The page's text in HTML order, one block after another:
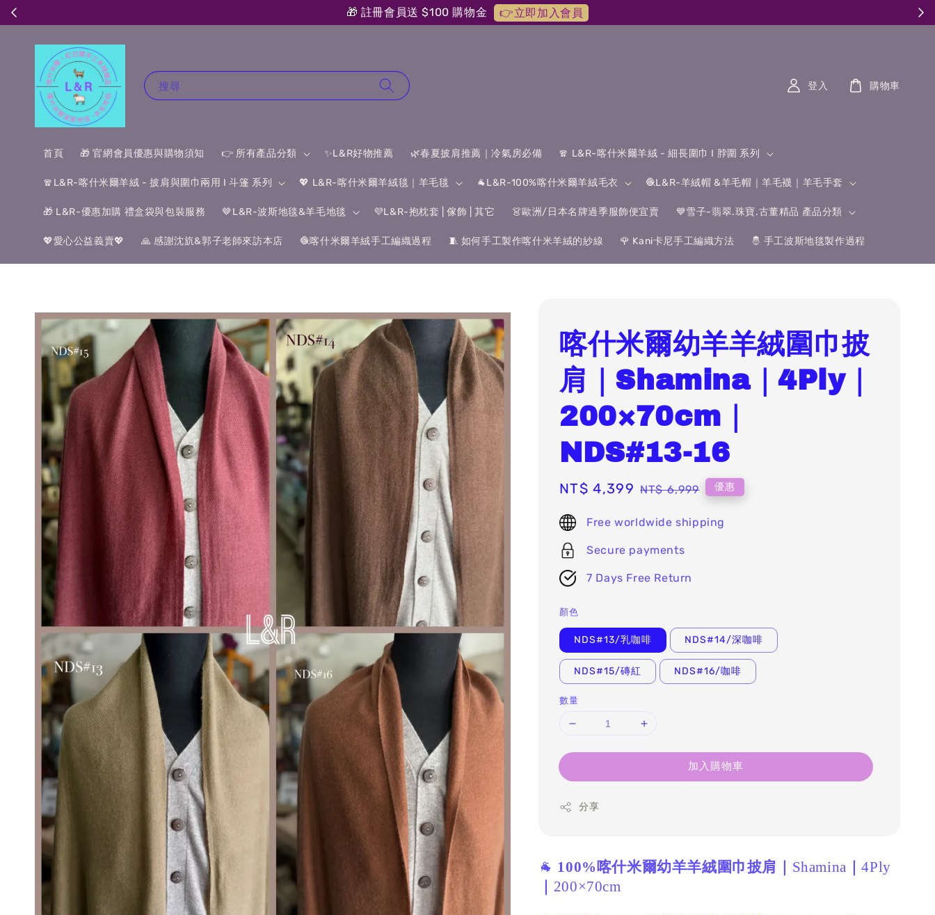
🎁 註冊會員送 $100 購物金 👉立即加入會員
搜尋
首頁 🎁 官網會員優惠與購物須知 👉 所有產品分類 ✨L&R好物推薦 🌿春夏披肩推薦｜冷氣房必備 🧣 L&R-喀什米爾羊絨 - 細長圍巾 I 脖圍 系列
🧣L&R-喀什米爾羊絨 - 披肩與圍巾兩用 I 斗篷 系列 💖 L&R-喀什米爾羊絨毯｜羊毛毯 🐐L&R-100%喀什米爾羊絨毛衣 🧶L&R-羊絨帽 &羊毛帽｜羊毛襪｜羊毛手套
🎁 L&R-優惠加購 禮盒袋與包裝服務 🤎L&R-波斯地毯&羊毛地毯 💜L&R-抱枕套 | 傢飾 | 其它 👗歐洲/日本名牌過季服飾便宜賣 💙雪子-翡翠.珠寶.古董精品 產品分類
💖愛心公益義賣💖 🙏 感謝沈斻&郭子老師來訪本店 🧶喀什米爾羊絨手工編織過程 🧵 如何手工製作喀什米羊絨的紗線 🌹 Kani卡尼手工編織方法 🤴 手工波斯地毯製作過程
登入 購物車
喀什米爾幼羊羊絨圍巾披
肩｜Shamina｜4Ply｜
200×70cm｜
NDS#13-16
Sale
NT$ 4,399 Regular
NT$ 6,999 優惠
Free worldwide shipping
Secure payments
7 Days Free Return
顏色
NDS#13/乳咖啡 NDS#14/深咖啡
NDS#15/磚紅 NDS#16/咖啡
數量
加入購物車
分享
🐐 100%喀什米爾幼羊羊絨圍巾披肩｜ Shamina ｜4Ply
200×70cm